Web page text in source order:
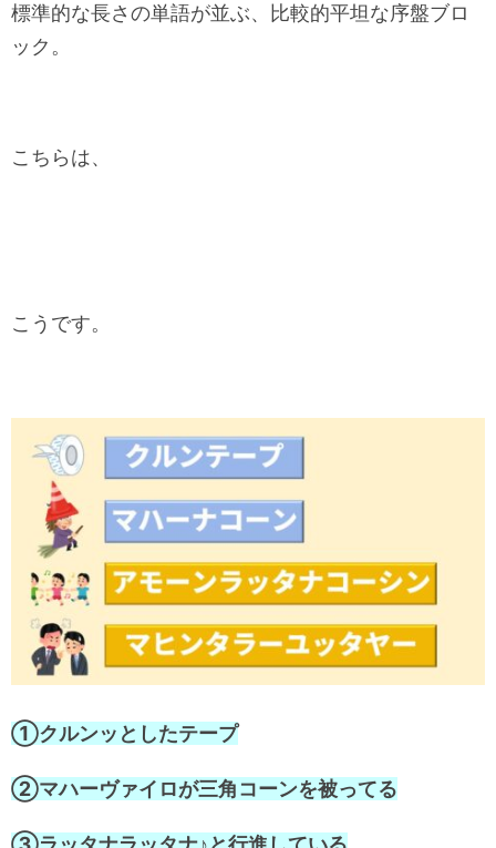
標準的な長さの単語が並ぶ、比較的平坦な序盤ブロ
ック。
こちらは、
こうです。
①クルンッとしたテープ
②マハーヴァイロが三角コーンを被ってる